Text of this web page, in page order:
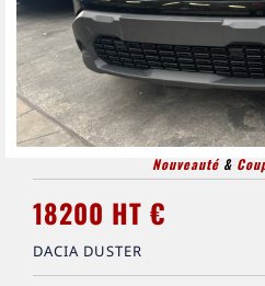
Nouveauté&
18200 HT €
DACIA DUSTER